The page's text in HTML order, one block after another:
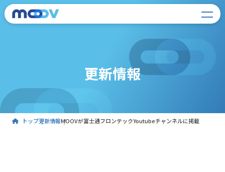
更新情報
トップ更新情報MOOVが富士通フロンテックYoutubeチャンネルに掲載